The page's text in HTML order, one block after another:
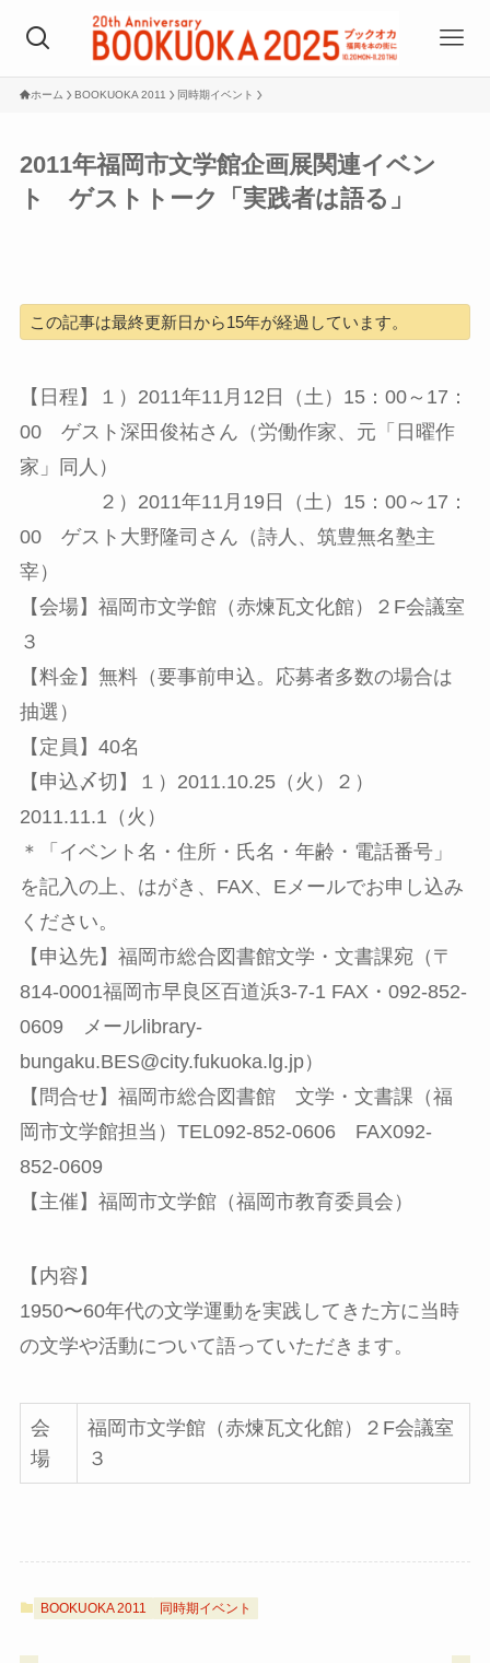
ホーム BOOKUOKA 2011 同時期イベント
2011年福岡市文学館企画展関連イベン
ト ゲストトーク「実践者は語る」
この記事は最終更新日から15年が経過しています。
【日程】１）2011年11月12日（土）15：00～17：
00 ゲスト深田俊祐さん（労働作家、元「日曜作
家」同人）
２）2011年11月19日（土）15：00～17：
00 ゲスト大野隆司さん（詩人、筑豊無名塾主
宰）
【会場】福岡市文学館（赤煉瓦文化館）２F会議室
３
【料金】無料（要事前申込。応募者多数の場合は
抽選）
【定員】40名
【申込〆切】１）2011.10.25（火）２）
2011.11.1（火）
＊「イベント名・住所・氏名・年齢・電話番号」
を記入の上、はがき、FAX、Eメールでお申し込み
ください。
【申込先】福岡市総合図書館文学・文書課宛（〒
814-0001福岡市早良区百道浜3-7-1 FAX・092-852-
0609 メールlibrary-
bungaku.BES@city.fukuoka.lg.jp）
【問合せ】福岡市総合図書館 文学・文書課（福
岡市文学館担当）TEL092-852-0606 FAX092-
852-0609
【主催】福岡市文学館（福岡市教育委員会）
【内容】
1950〜60年代の文学運動を実践してきた方に当時
の文学や活動について語っていただきます。
会
場
福岡市文学館（赤煉瓦文化館）２F会議室
３
BOOKUOKA 2011 同時期イベント